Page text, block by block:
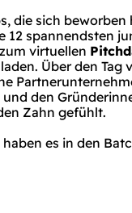
die sich beworben
12 spannendsten
virtuellen
Über den Tag
den
Zahn gefühlt.
haben es in den